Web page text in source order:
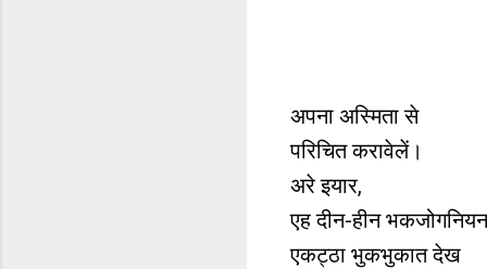
अपना अस्मिता से
परिचित करावेलें।
अरे इयार,
एह दीन-हीन
एकट्ठा भुकभुकात देख